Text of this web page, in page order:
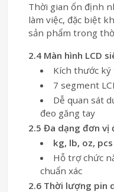
Thời gian ổn định
làm việc, đặc biệt
sản phẩm trong
2.4 Màn hình LCD
Kích thước
7 segment
Dễ quan sát
đeo găng tay
2.5 Đa dạng đơn vị
kg, lb, oz, pcs
Hỗ trợ chức
chuẩn xác
2.6 Thời lượng pin